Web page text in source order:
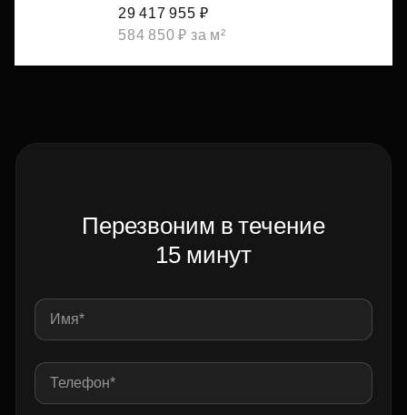
29 417 955 ₽
584 850 ₽ за м²
Перезвоним в течение
15 минут